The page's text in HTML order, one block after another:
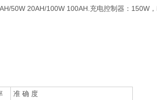
50W 20AH/100W 100AH.充电控制器：150W
准 确 度